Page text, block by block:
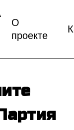
О
проекте